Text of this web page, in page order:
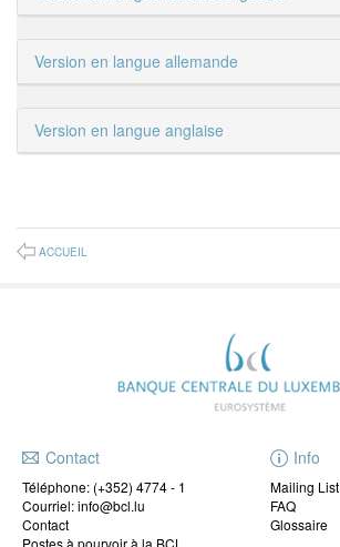
Version en langue allemande
Version en langue anglaise
ACCUEIL
Contact
Téléphone: (+352) 4774 - 1
Courriel: info@bcl.lu
Contact
Postes à pourvoir à la BCL
Info
Mailing List
FAQ
Glossaire